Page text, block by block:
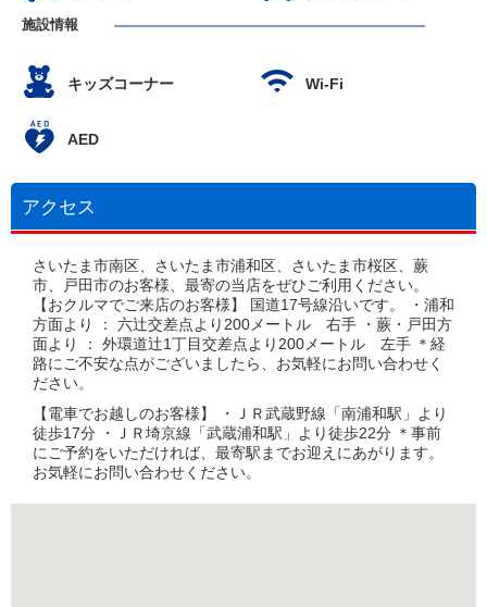
施設情報
キッズコーナー Wi-Fi
AED
アクセス
さいたま市南区、さいたま市浦和区、さいたま市桜区、蕨
市、戸田市のお客様、最寄の当店をぜひご利用ください。
【おクルマでご来店のお客様】 国道17号線沿いです。 ・浦和
方面より ： 六辻交差点より200メートル 右手 ・蕨・戸田方
面より ： 外環道辻1丁目交差点より200メートル 左手 ＊経
路にご不安な点がございましたら、お気軽にお問い合わせく
ださい。
【電車でお越しのお客様】 ・ＪＲ武蔵野線「南浦和駅」より
徒歩17分 ・ＪＲ埼京線「武蔵浦和駅」より徒歩22分 ＊事前
にご予約をいただければ、最寄駅までお迎えにあがります。
お気軽にお問い合わせください。